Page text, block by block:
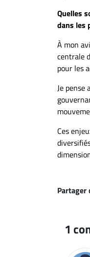
Quelles
dans les
À mon
centrale
pour les
Je
Ces
Partager
1